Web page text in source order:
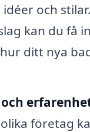
och
kan du få
ditt nya
företag